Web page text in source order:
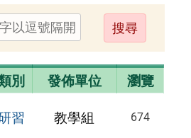
送
出
別 發佈單位 瀏覽
習 教學組 674